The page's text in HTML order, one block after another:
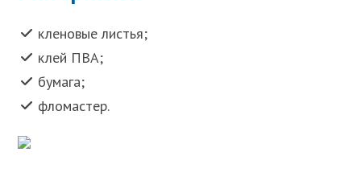
кленовые листья;
клей ПВА;
бумага;
фломастер.